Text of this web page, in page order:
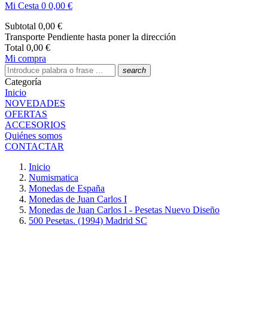
Mi Cesta 0 0,00 €
Subtotal 0,00 €
Transporte Pendiente hasta poner la dirección
Total 0,00 €
Mi compra
search
Categoría
Inicio
NOVEDADES
OFERTAS
ACCESORIOS
Quiénes somos
CONTACTAR
Inicio
Numismatica
Monedas de España
Monedas de Juan Carlos I
Monedas de Juan Carlos I - Pesetas Nuevo Diseño
500 Pesetas. (1994) Madrid SC